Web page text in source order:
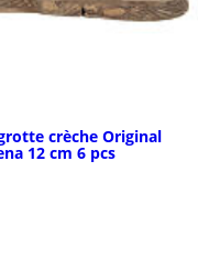
crèche Original
12 cm 6 pcs